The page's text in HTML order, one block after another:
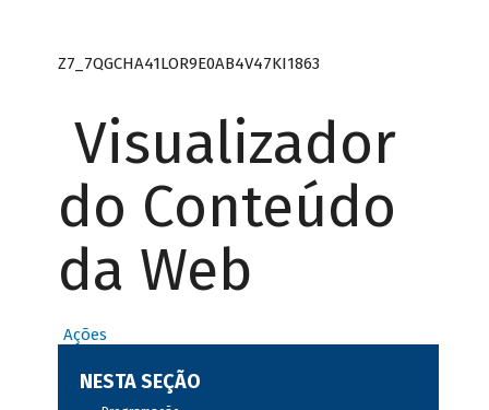
Z7_7QGCHA41LOR9E0AB4V47KI1863
Visualizador
do Conteúdo
da Web
Ações
NESTA SEÇÃO